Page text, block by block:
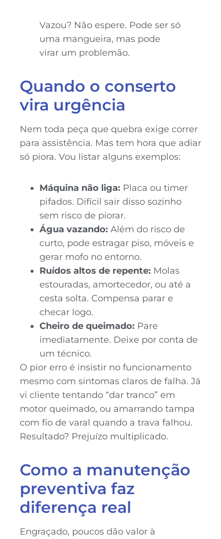
Vazou? Não espere. Pode ser só
uma mangueira, mas pode
virar um problemão.
Quando o conserto
vira urgência
Nem toda peça que quebra exige correr
para assistência. Mas tem hora que adiar
só piora. Vou listar alguns exemplos:
Máquina não liga: Placa ou timer
pifados. Difícil sair disso sozinho
sem risco de piorar.
Água vazando: Além do risco de
curto, pode estragar piso, móveis e
gerar mofo no entorno.
Ruídos altos de repente: Molas
estouradas, amortecedor, ou até a
cesta solta. Compensa parar e
checar logo.
Cheiro de queimado: Pare
imediatamente. Deixe por conta de
um técnico.
O pior erro é insistir no funcionamento
mesmo com sintomas claros de falha. Já
vi cliente tentando “dar tranco” em
motor queimado, ou amarrando tampa
com fio de varal quando a trava falhou.
Resultado? Prejuízo multiplicado.
Como a manutenção
preventiva faz
diferença real
Engraçado, poucos dão valor à